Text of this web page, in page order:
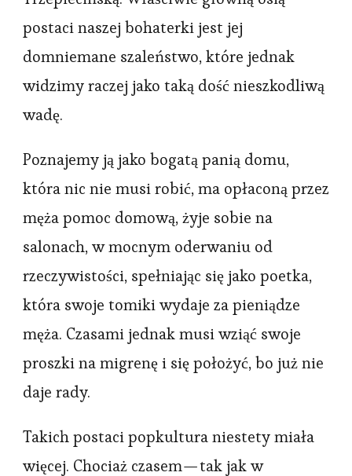
postaci naszej bohaterki jest jej
domniemane szaleństwo, które jednak
widzimy raczej jako taką dość nieszkodliwą
wadę.
Poznajemy ją jako bogatą panią domu,
która nic nie musi robić, ma opłaconą przez
męża pomoc domową, żyje sobie na
salonach, w mocnym oderwaniu od
rzeczywistości, spełniając się jako poetka,
która swoje tomiki wydaje za pieniądze
męża. Czasami jednak musi wziąć swoje
proszki na migrenę i się położyć, bo już nie
daje rady.
Takich postaci popkultura niestety miała
więcej. Chociaż czasem — tak jak w